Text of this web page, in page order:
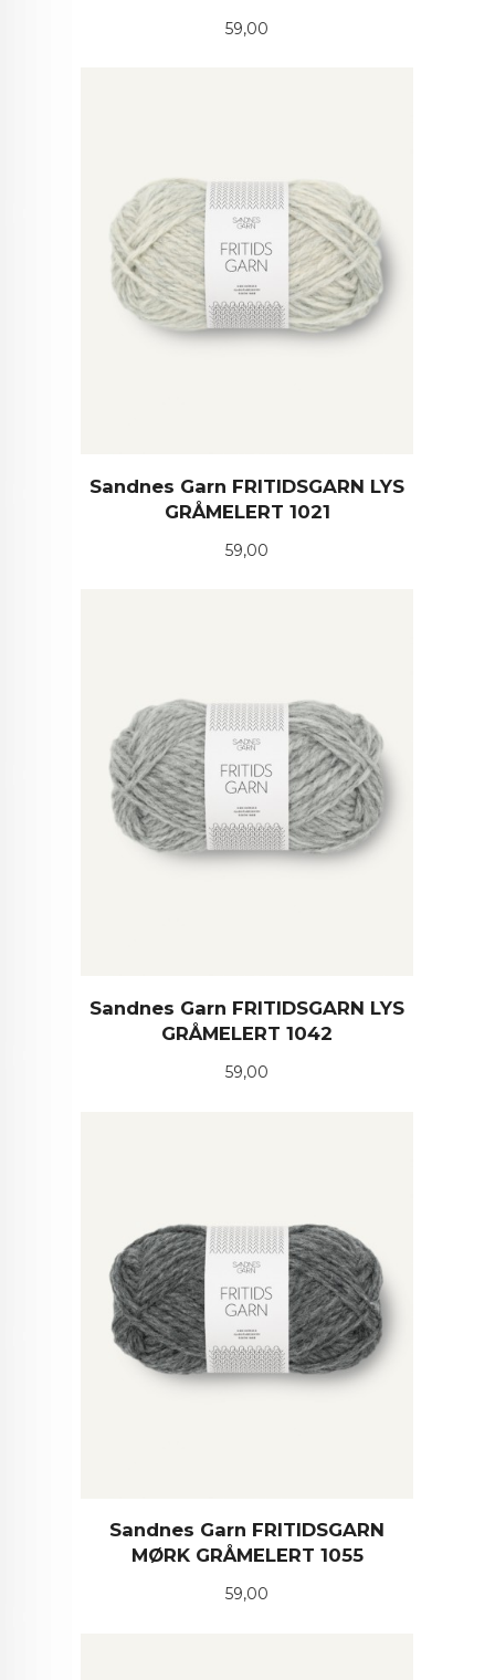
Pris
59,00
Sandnes Garn FRITIDSGARN LYS
GRÅMELERT 1021
Pris
59,00
Sandnes Garn FRITIDSGARN LYS
GRÅMELERT 1042
Pris
59,00
Sandnes Garn FRITIDSGARN
MØRK GRÅMELERT 1055
Pris
59,00